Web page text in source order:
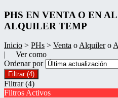
PHS EN VENTA O EN
ALQUILER TEMP
Inicio > PHs > Venta oAlquilero
| Ver como
Ordenar por
Filtrar (4)
Filtrar (4)
Filtros Activos